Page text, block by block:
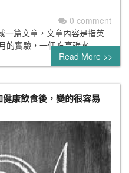
0 comment
一篇文章，文章內容是指英
的實驗，一個吃高碳水…
Read More >>
康飲食後，變的很容易